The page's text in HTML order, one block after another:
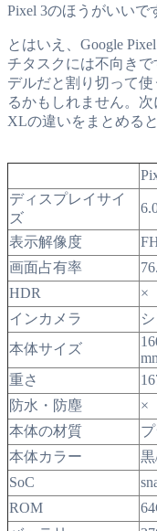
Pixel 3のほうがいいで
とはいえ、Google
チタスクには不向き
デルだと割り切って使
るかもしれません。次
XLの違いをまとめる
ディスプレイサイ
ズ
表示解像度
画面占有率
HDR
×
インカメラ
本体サイズ
重さ
防水・防塵
×
本体の材質
本体カラー
黒
SoC
ROM